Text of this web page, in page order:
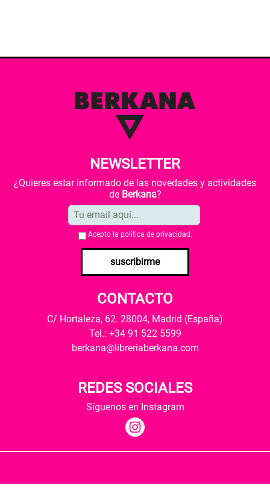
NEWSLETTER
¿Quieres estar informado de las novedades y actividades
de Berkana?
Acepto la política de privacidad .
suscribirme
CONTACTO
C/ Hortaleza, 62. 28004, Madrid (España)
Tel.: +34 91 522 5599
berkana@libreriaberkana.com
REDES SOCIALES
Síguenos en Instagram